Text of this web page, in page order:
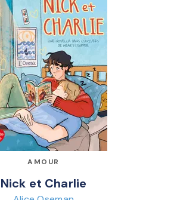
AMOUR
Nick et Charlie